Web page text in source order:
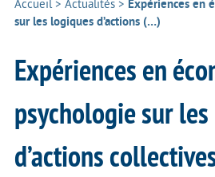
Accueil> Actualités > Expériences en
sur les logiques d’actions (…)
Expériences en
psychologie sur
d’actions